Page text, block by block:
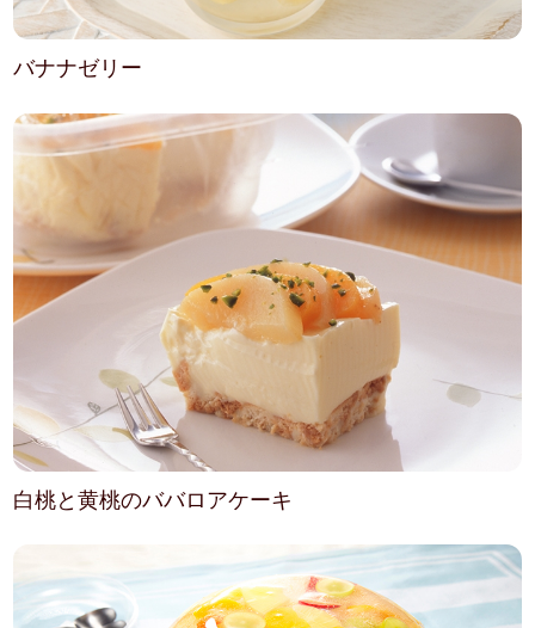
バナナゼリー
白桃と黄桃のババロアケーキ